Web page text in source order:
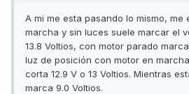
A mi me esta pasando lo mismo, me
marcha y sin luces suele marcar el
13.8 Voltios, con motor parado
luz de posición con motor en
corta 12.9 V o 13 Voltios. Mientras
marca 9.0 Voltios.